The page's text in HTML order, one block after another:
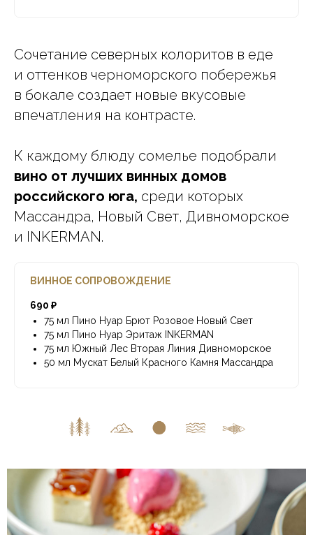
Сочетание северных колоритов в еде
и оттенков черноморского побережья
в бокале создает новые вкусовые
впечатления на контрасте.
К каждому блюду сомелье подобрали
вино от лучших винных домов
российского юга, среди которых
Массандра, Новый Свет, Дивноморское
и INKERMAN.
ВИННОЕ СОПРОВОЖДЕНИЕ
690 ₽
75 мл Пино Нуар Брют Розовое Новый Свет
75 мл Пино Нуар Эритаж INKERMAN
75 мл Южный Лес Вторая Линия Дивноморское
50 мл Мускат Белый Красного Камня Массандра